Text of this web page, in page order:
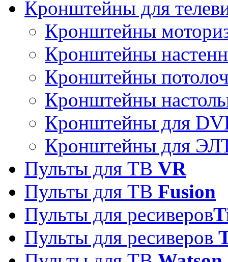
Кронштейны для
Кронштейны
Кронштейны
Кронштейны
Кронштейны
Кронштейны для
Кронштейны для
Пульты для ТВ VR
Пульты для ТВ Fusion
Пульты для ресиверов
Пульты для ресиверов